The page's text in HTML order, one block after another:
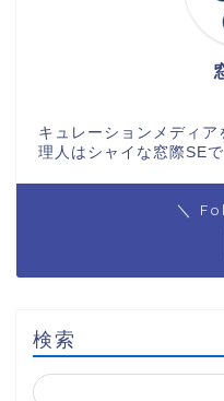
キュレーションメディ
理人はシャイな窓際SEで
＼
検索